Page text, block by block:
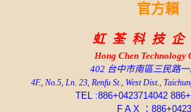
官方賴
虹 荃 科 技 企
Hong Chen Technology
402 台中市南區三民路
4F., No.5, Ln. 23, Renfu St., West Dist.,
TEL :886+0423714042
F A X ：